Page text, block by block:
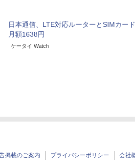
日本通信、LTE対応ルーターとSIMカー
月額1638円
ケータイ Watch
掲載のご案内 プライバシーポリシー 会社